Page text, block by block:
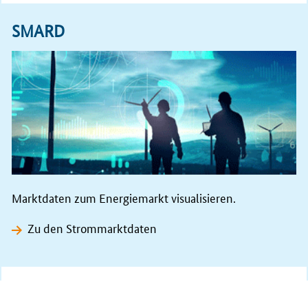
28.07.2026
Telekommunikation
Verzeichnis der zugeteilten deutschen
Amateurfunkrufzeichen und ihrer Inhaber
(Rufzeichenliste) (PDF, 9MB)
27.07.2026
Elektrizität und Gas
Biomethan: Gebotstermin 1. September 2026
Innovationsausschreibungen: Gebotstermin 1.
Bundesnetzagentur genehmigt Trassenentgelte
SMARD
Marktdaten zum Energiemarkt visualisieren.
Zu den Strommarktdaten